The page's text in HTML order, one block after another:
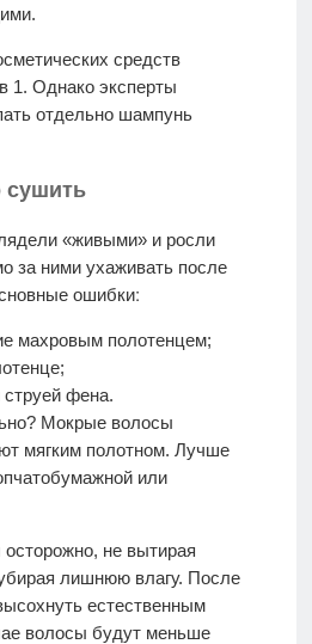
средств
1. Однако эксперты
отдельно шампунь
сушить
«живыми» и росли
за ними ухаживать после
принятия ванны. Основные ошибки׃
махровым полотенцем;
фена.
Мокрые волосы
мягким полотном. Лучше
или
не вытирая
лишнюю влагу. После
естественным
волосы будут меньше